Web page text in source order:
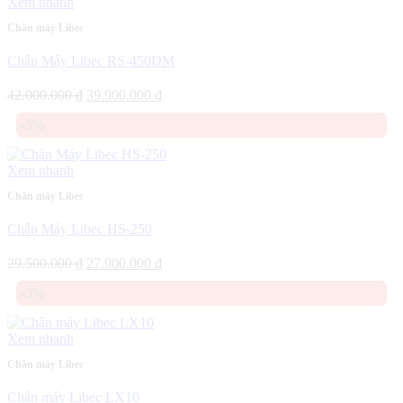
Chân máy Libec
Chân Máy Libec RS-450DM
42.000.000₫ Giá
39.900.000 ₫
39.900.000 ₫.
Xem nhanh
Chân máy Libec
Chân Máy Libec HS-250
29.500.000₫
Giá
27.900.000 ₫
Xem nhanh
Chân máy Libec
Chân máy Libec LX10